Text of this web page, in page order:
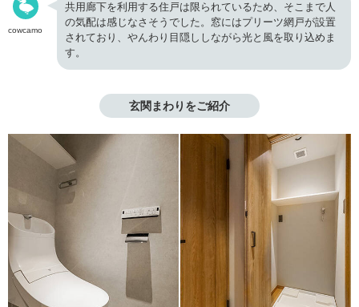
cowcamo
共用廊下を利用する住戸は限られているため、そこまで人
の気配は感じなさそうでした。窓にはプリーツ網戸が設置
されており、やんわり目隠ししながら光と風を取り込めま
す。
玄関まわりをご紹介